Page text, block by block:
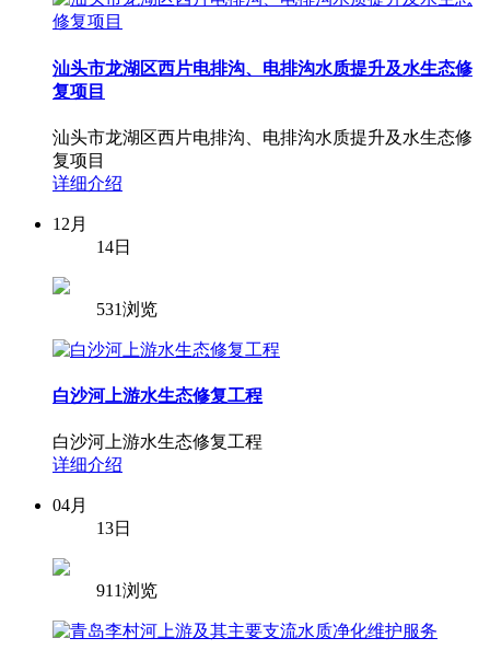
汕头市龙湖区西片电排沟、电排沟水质提升及水生态修
复项目
汕头市龙湖区西片电排沟、电排沟水质提升及水生态修
复项目
详细介绍
12月
14日
531浏览
白沙河上游水生态修复工程
白沙河上游水生态修复工程
详细介绍
04月
13日
911浏览